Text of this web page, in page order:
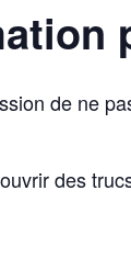
de ne
des